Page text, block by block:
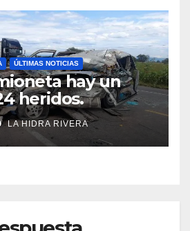
ÚLTIMAS NOTICIAS
hay un
heridos.
LA HIDRA RIVERA